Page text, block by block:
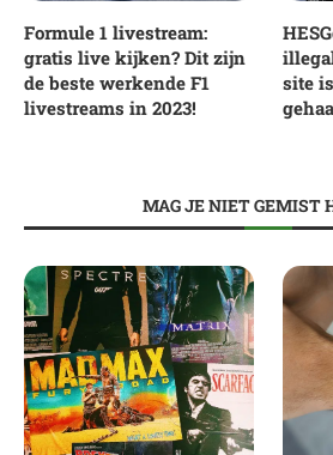
Formule 1 livestream:
gratis live kijken? Dit zijn
de beste werkende F1
livestreams in 2023!
site
MAG JE NIET GEMIST